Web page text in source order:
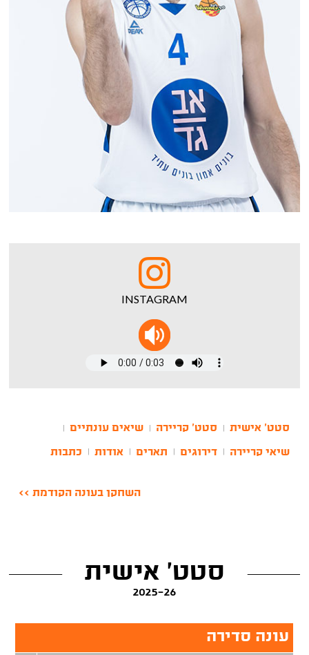
INSTAGRAM
סטט' אישית סטט' קריירה שיאים עונתיים
שיאי קריירה דירוגים תארים אודות כתבות
השחקן בעונה הקודמת >>
סטט' אישית
2025-26
עונה סדירה